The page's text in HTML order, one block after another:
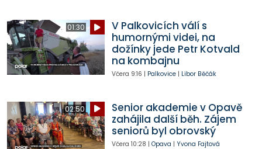
01:30
V Palkovicích válí s
humornými videi, na
dožínky jede Petr Kotvald
na kombajnu
Včera 9:16 | Palkovice| Libor Běčák
02:50
Senior akademie v Opavě
zahájila další běh. Zájem
seniorů byl obrovský
Včera 10:28 | Opava | Yvona Fajtová